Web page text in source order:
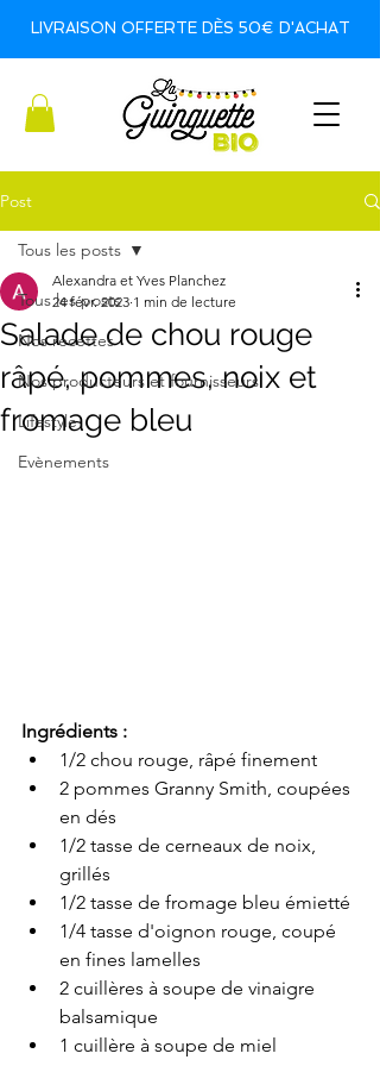
LIVRAISON OFFERTE DÈS 50€ D'ACHAT
Post
Tous les posts
Nos recettes
Nos producteurs et fournisseurs
Lifestyle
Evènements
Tous les posts
Salade de chou rouge
râpé, pommes, noix et
fromage bleu
Alexandra et Yves Planchez
24 févr. 2023 1 min de lecture
Ingrédients :
1/2 chou rouge, râpé finement
2 pommes Granny Smith, coupées
en dés
1/2 tasse de cerneaux de noix,
grillés
1/2 tasse de fromage bleu émietté
1/4 tasse d'oignon rouge, coupé
en fines lamelles
2 cuillères à soupe de vinaigre
balsamique
1 cuillère à soupe de miel